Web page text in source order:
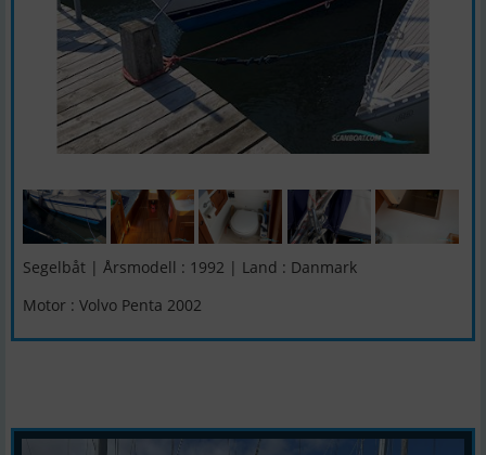
Segelbåt | Årsmodell : 1992 | Land : Danmark
Motor : Volvo Penta 2002